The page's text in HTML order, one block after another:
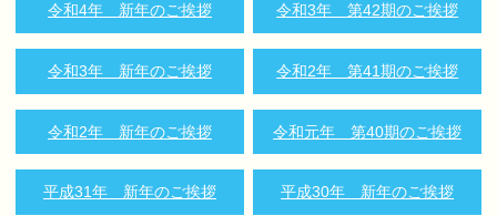
令和4年 新年のご挨拶 令和3年 第42期のご挨拶
令和3年 新年のご挨拶 令和2年 第41期のご挨拶
令和2年 新年のご挨拶 令和元年 第40期のご挨拶
平成31年 新年のご挨拶 平成30年 新年のご挨拶